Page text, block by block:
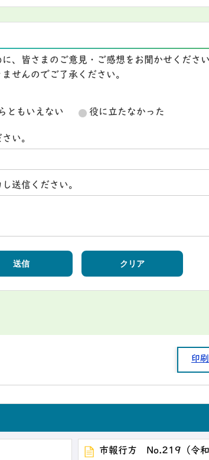
、皆さまのご意見・ご感想をお聞かせくださ
せんのでご了承ください。
ともいえない 役に立たなかった
い。
送信ください。
印
市報行方 No.219（令